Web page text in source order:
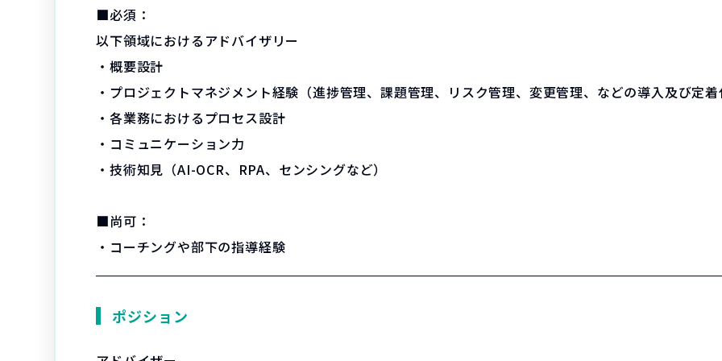
■必須：
以下領域におけるアドバイザリー
・概要設計
・プロジェクトマネジメント経験（進捗管理、課題管理、リスク管理、変更管理、などの導入及び定
・各業務におけるプロセス設計
・コミュニケーション力
・技術知見（AI-OCR、RPA、センシングなど）
■尚可：
・コーチングや部下の指導経験
ポジション